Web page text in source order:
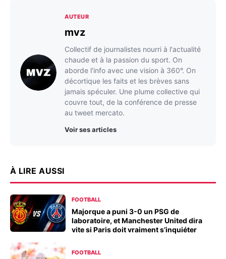
AUTEUR
mvz
Collectif de journalistes nourri à l'actualité
chaude et à la passion du sport. On
aborde l'info avec une vision à 360°. On
décortique les faits et les brèves sans
jamais spéculer. Une plume collective qui
couvre tout, de la conférence de presse
au tweet mercato.
Voir ses articles
À LIRE AUSSI
FOOTBALL
Majorque a puni 3-0 un PSG de
laboratoire, et Manchester United dira
vite si Paris doit vraiment s’inquiéter
FOOTBALL